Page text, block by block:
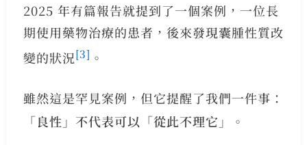
2025 年有篇報告就提到了一個案例，一位長
期使用藥物治療的患者，後來發現囊腫性質改
變的狀況[3] 。
雖然這是罕見案例，但它提醒了我們一件事：
「良性」不代表可以「從此不理它」
。